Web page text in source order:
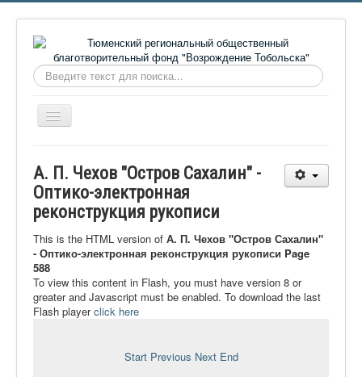
Искать...
Включить/
выключить
О фонде
Онлайн библиотека
Видеоматериалы
Контакты
Сайт проекта Достоевский
Ермаковополе.рф
А. П. Чехов "Остров Сахалин" -
Оптико-электронная
реконструкция рукописи
This is the HTML version of А. П. Чехов "Остров Сахалин"
- Оптико-электронная реконструкция рукописи Page
588
To view this content in Flash, you must have version 8 or
greater and Javascript must be enabled. To download the last
Flash playerclick here
Start Previous Next End